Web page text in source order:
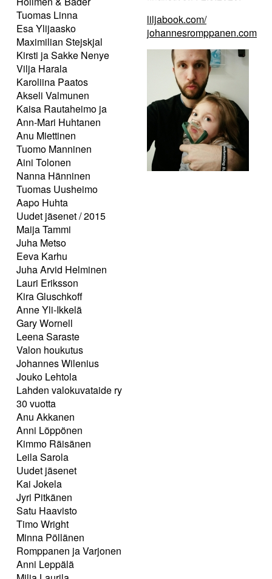
Tuomas Linna
Esa Ylijaasko
Maximilian Stejskjal
Kirsti ja Sakke Nenye
Vilja Harala
Karoliina Paatos
Akseli Valmunen
Kaisa Rautaheimo ja
Ann-Mari Huhtanen
Anu Miettinen
Tuomo Manninen
Aini Tolonen
Nanna Hänninen
Tuomas Uusheimo
Aapo Huhta
Uudet jäsenet / 2015
Maija Tammi
Juha Metso
Eeva Karhu
Juha Arvid Helminen
Lauri Eriksson
Kira Gluschkoff
Anne Yli-Ikkelä
Gary Wornell
Leena Saraste
Valon houkutus
Johannes Wilenius
Jouko Lehtola
Lahden valokuvataide ry
30 vuotta
Anu Akkanen
Anni Löppönen
Kimmo Räisänen
Leila Sarola
Uudet jäsenet
Kai Jokela
Jyri Pitkänen
Satu Haavisto
Timo Wright
Minna Pöllänen
Romppanen ja Varjonen
Anni Leppälä
liljabook.com/
johannesromppanen.com